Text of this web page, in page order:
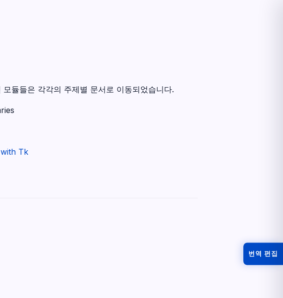
듈들은 각각의 주제별 문서로 이동되었습니다.
Tk
번역 편집